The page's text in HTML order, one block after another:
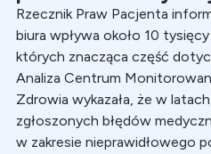
Rzecznik Praw Pacjenta
biura wpływa około 10
których znacząca część
Analiza Centrum
Zdrowia wykazała, że w
zgłoszonych błędów
w zakresie nieprawidłowego